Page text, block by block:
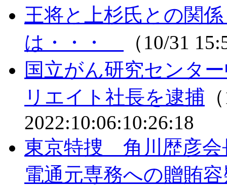
王将と上杉氏との関
は・・・
（10/31
国立がん研究センタ
リエイト社長を逮捕
2022:10:06:10:26:18
東京特捜 角川歴彦
電通元専務への贈賄